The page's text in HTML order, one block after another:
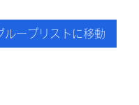
ループリストに移動